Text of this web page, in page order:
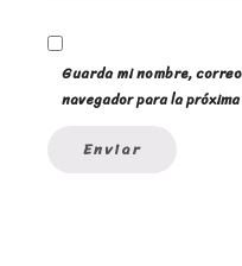
Guarda mi nombre,
navegador para la